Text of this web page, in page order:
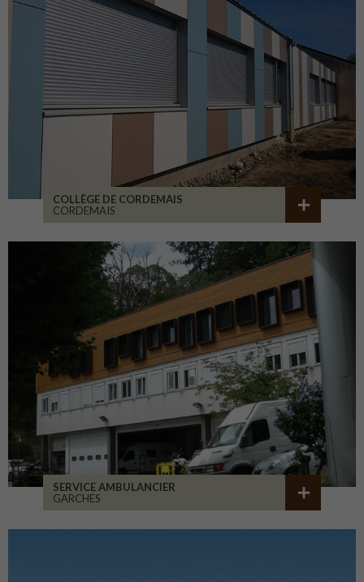
COLLÈGE DE CORDEMAIS
CORDEMAIS
SERVICE AMBULANCIER
GARCHES